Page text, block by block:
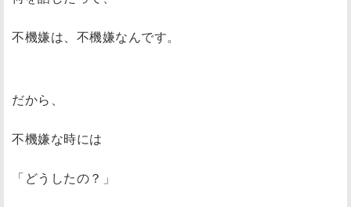
不機嫌は、不機嫌なんです。
だから、
不機嫌な時には
「どうしたの？」